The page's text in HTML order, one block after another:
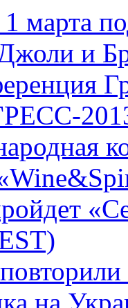
марта
и
на